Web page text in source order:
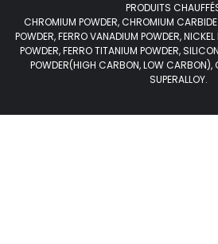
PRODUITS
CHROMIUM POWDER, CHROMIUM
POWDER, FERRO VANADIUM POWDER,
POWDER, FERRO TITANIUM POWDER,
POWDER(HIGH CARBON, LOW CARBON),
SUPERALLOY.